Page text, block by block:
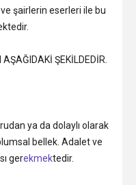
şairlerin eserleri ile bu
ŞEKİLDEDİR.
ya da dolaylı olarak
bellek. Adalet ve
gerekmektedir.